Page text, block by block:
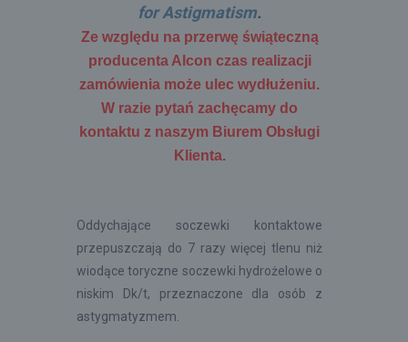
for Astigmatism.
Ze względu na przerwę świąteczną
producenta Alcon czas realizacji
zamówienia może ulec wydłużeniu.
W razie pytań zachęcamy do
kontaktu z naszym Biurem Obsługi
Klienta.
Oddychające soczewki kontaktowe
przepuszczają do 7 razy więcej tlenu niż
wiodące toryczne soczewki hydrożelowe o
niskim Dk/t, przeznaczone dla osób z
astygmatyzmem.